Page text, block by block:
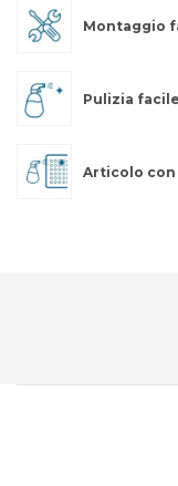
Montaggio
Pulizia
Articolo